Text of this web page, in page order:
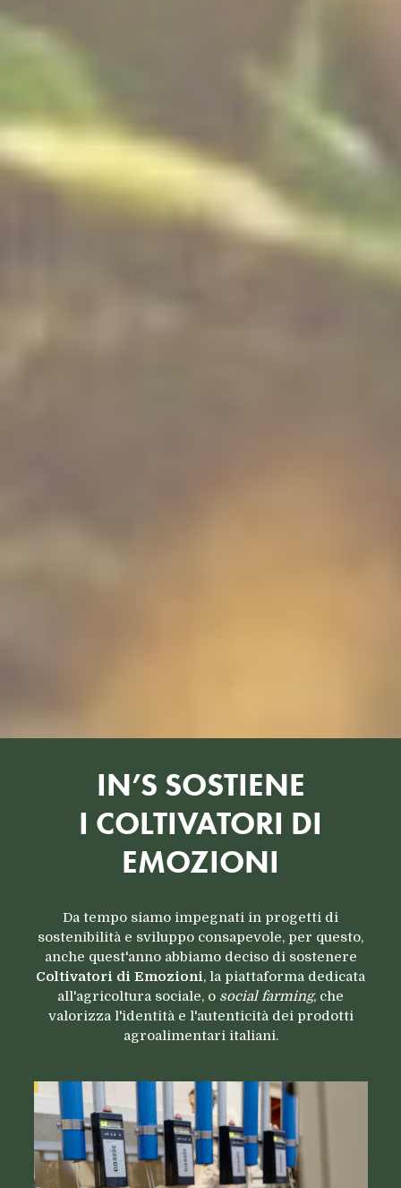
IN’S SOSTIENE
I COLTIVATORI DI
EMOZIONI
Da tempo siamo impegnati in progetti di
sostenibilità e sviluppo consapevole, per questo,
anche quest'anno abbiamo deciso di sostenere
Coltivatori di Emozioni, la piattaforma dedicata
all'agricoltura sociale, o social farming, che
valorizza l'identità e l'autenticità dei prodotti
agroalimentari italiani.